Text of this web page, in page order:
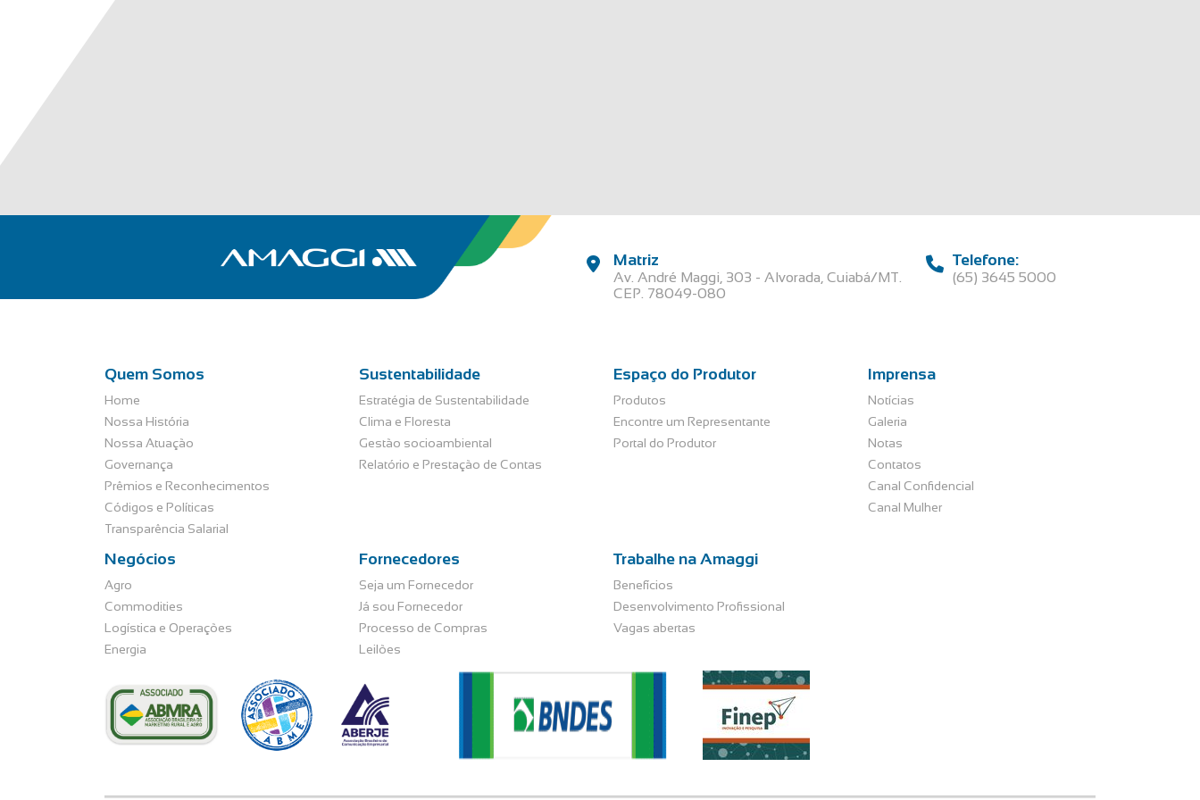
Matriz
Av. André Maggi, 303 - Alvorada, Cuiabá/MT.
CEP. 78049-080
Telefone:
(65) 3645 5000
Quem Somos
Home
Nossa História
Nossa Atuação
Governança
Prêmios e Reconhecimentos
Códigos e Políticas
Transparência Salarial
Sustentabilidade
Estratégia de Sustentabilidade
Clima e Floresta
Gestão socioambiental
Relatório e Prestação de Contas
Espaço do Produtor
Produtos
Encontre um Representante
Portal do Produtor
Imprensa
Notícias
Galeria
Notas
Contatos
Canal Confidencial
Canal Mulher
Negócios
Agro
Commodities
Logística e Operações
Energia
Fornecedores
Seja um Fornecedor
Já sou Fornecedor
Processo de Compras
Leilões
Trabalhe na Amaggi
Benefícios
Desenvolvimento Profissional
Vagas abertas